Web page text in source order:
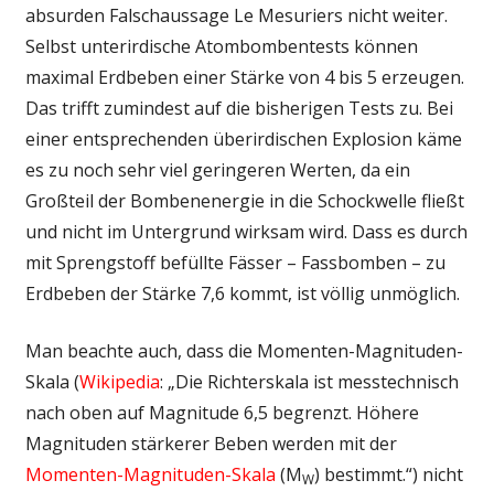
absurden Falschaussage Le Mesuriers nicht weiter.
Selbst unterirdische Atombombentests können
maximal Erdbeben einer Stärke von 4 bis 5 erzeugen.
Das trifft zumindest auf die bisherigen Tests zu. Bei
einer entsprechenden überirdischen Explosion käme
es zu noch sehr viel geringeren Werten, da ein
Großteil der Bombenenergie in die Schockwelle fließt
und nicht im Untergrund wirksam wird. Dass es durch
mit Sprengstoff befüllte Fässer – Fassbomben – zu
Erdbeben der Stärke 7,6 kommt, ist völlig unmöglich.
Man beachte auch, dass die Momenten-Magnituden-
Skala (Wikipedia: „Die Richterskala ist messtechnisch
nach oben auf Magnitude 6,5 begrenzt. Höhere
Magnituden stärkerer Beben werden mit der
Momenten-Magnituden-Skala (MW) bestimmt.“) nicht